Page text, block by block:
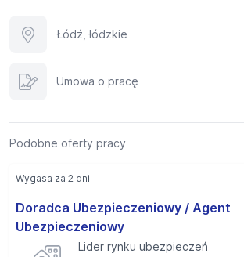
Łódź, łódzkie
Umowa o pracę
Podobne oferty pracy
Doradca Ubezpieczeniowy / Agent
Ubezpieczeniowy
Lider rynku ubezpieczeń
Wygasa za 2 dni